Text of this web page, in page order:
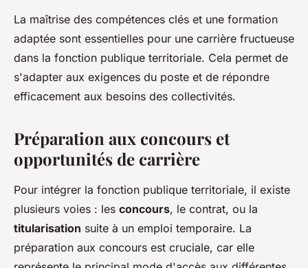
La maîtrise des compétences clés et une formation
adaptée sont essentielles pour une carrière fructueuse
dans la fonction publique territoriale. Cela permet de
s'adapter aux exigences du poste et de répondre
efficacement aux besoins des collectivités.
Préparation aux concours et
opportunités de carrière
Pour intégrer la fonction publique territoriale, il existe
plusieurs voies : les concours, le contrat, ou la
titularisation suite à un emploi temporaire. La
préparation aux concours est cruciale, car elle